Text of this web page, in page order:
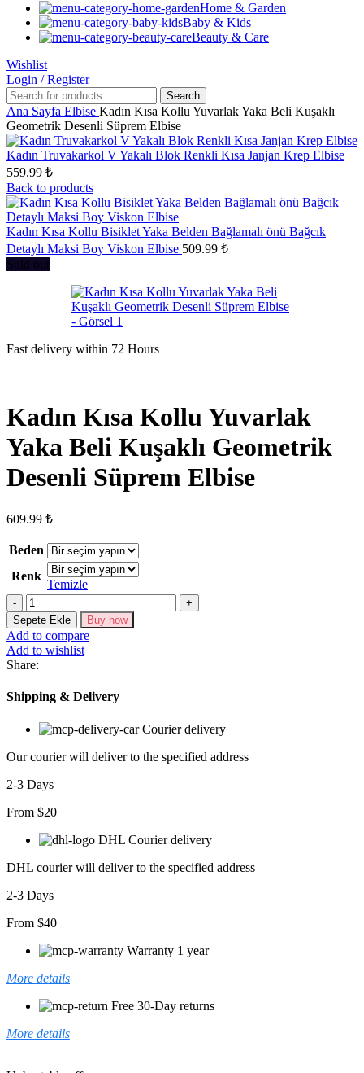
Home & Garden
Baby & Kids
Beauty & Care
Wishlist
Login / Register
Search
Ana Sayfa Elbise Kadın Kısa Kollu Yuvarlak Yaka Beli Kuşaklı
Geometrik Desenli Süprem Elbise
Kadın Truvakarkol V Yakalı Blok Renkli Kısa Janjan Krep Elbise
559.99 ₺
Back to products
Kadın Kısa Kollu Bisiklet Yaka Belden Bağlamalı önü Bağcık
Detaylı Maksi Boy Viskon Elbise 509.99 ₺
Sold out
Fast delivery within 72 Hours
Kadın Kısa Kollu Yuvarlak
Yaka Beli Kuşaklı Geometrik
Desenli Süprem Elbise
609.99 ₺
Beden
Renk
Temizle
Kadın
Kısa
Kollu
Yuvarlak
Yaka
Beli
Kuşaklı
Geometrik
Süprem
adet
Sepete Ekle Buy now
Add to compare
Add to wishlist
Share:
Shipping & Delivery
Courier delivery
Our courier will deliver to the specified address
2-3 Days
From $20
DHL Courier delivery
DHL courier will deliver to the specified address
2-3 Days
From $40
Warranty 1 year
More details
Free 30-Day returns
More details